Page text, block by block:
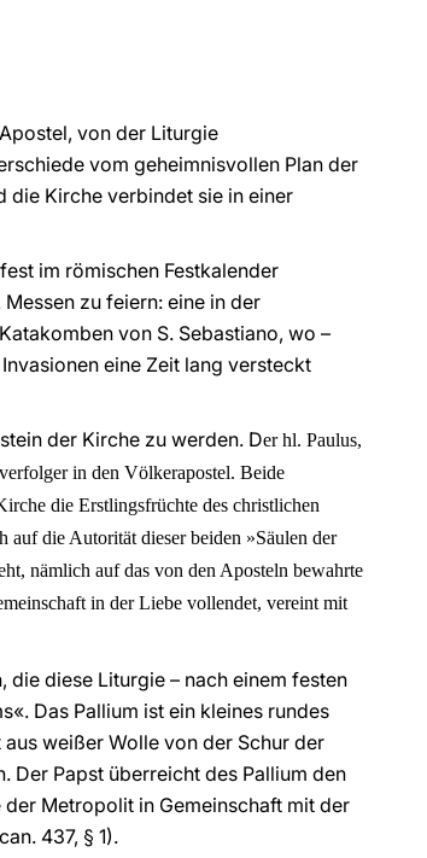
von der Liturgie
vom geheimnisvollen Plan der
die Kirche verbindet sie in einer
im römischen Festkalender
zu feiern: eine in der
von S. Sebastiano, wo –
eine Zeit lang versteckt
der Kirche zu werden. Der hl. Paulus,
in den Völkerapostel. Beide
die Erstlingsfrüchte des christlichen
auf die Autorität dieser beiden »Säulen der
nämlich auf das von den Aposteln bewahrte
in der Liebe vollendet, vereint mit
diese Liturgie – nach einem festen
Das Pallium ist ein kleines rundes
weißer Wolle von der Schur der
Der Papst überreicht des Pallium den
Metropolit in Gemeinschaft mit der
437, § 1).